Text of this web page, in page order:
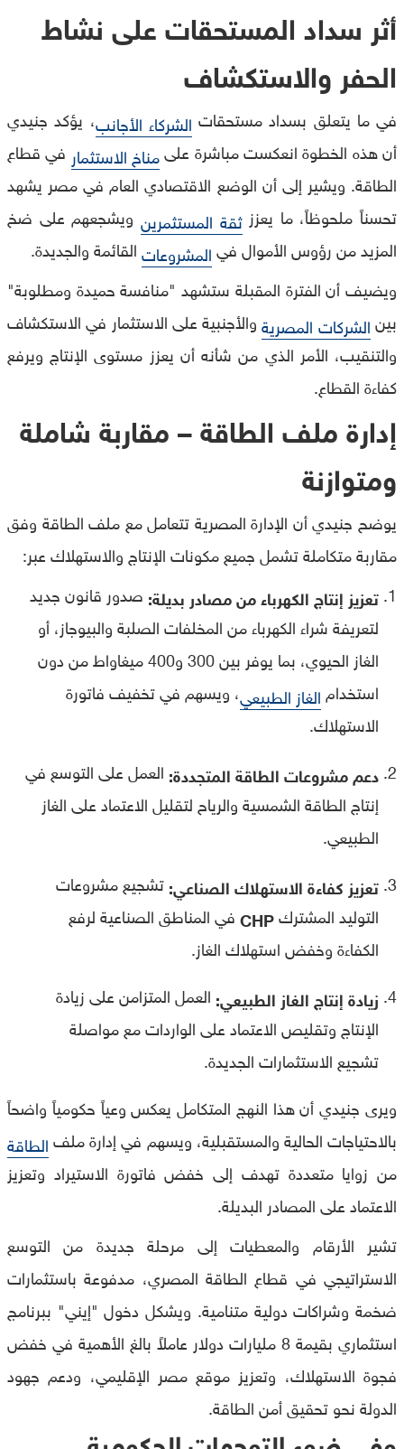
أثر سداد المستحقات على نشاط
الحفر والاستكشاف
في ما يتعلق بسداد مستحقات الشركاء الأجانب، يؤكد جنيدي
أن هذه الخطوة انعكست مباشرة علىمناخ الاستثمار في قطاع
الطاقة. ويشير إلى أن الوضع الاقتصادي العام في مصر يشهد
تحسناً ملحوظاً، ما يعززثقة المستثمرين ويشجعهم على ضخ
المزيد من رؤوس الأموال فيالمشروعاتالقائمة والجديدة.
ويضيف أن الفترة المقبلة ستشهد "منافسة حميدة ومطلوبة"
بينالشركات المصريةوالأجنبية على الاستثمار في الاستكشاف
والتنقيب، الأمر الذي من شأنه أن يعزز مستوى الإنتاج ويرفع
كفاءة القطاع.
إدارة ملف الطاقة – مقاربة شاملة
ومتوازنة
يوضح جنيدي أن الإدارة المصرية تتعامل مع ملف الطاقة وفق
مقاربة متكاملة تشمل جميع مكونات الإنتاج والاستهلاك عبر:
تعزيز إنتاج الكهرباء من مصادر بديلة: صدور قانون جديد
لتعريفة شراء الكهرباء من المخلفات الصلبة والبيوجاز، أو
الغاز الحيوي، بما يوفر بين 300 و400 ميغاواط من دون
استخدامالغاز الطبيعي، ويسهم في تخفيف فاتورة
الاستهلاك.
دعم مشروعات الطاقة المتجددة: العمل على التوسع في
إنتاج الطاقة الشمسية والرياح لتقليل الاعتماد على الغاز
الطبيعي.
تعزيز كفاءة الاستهلاك الصناعي:تشجيع مشروعات
التوليد المشتركCHPفي المناطق الصناعية لرفع
الكفاءة وخفض استهلاك الغاز.
زيادة إنتاج الغاز الطبيعي: العمل المتزامن على زيادة
الإنتاج وتقليص الاعتماد على الواردات مع مواصلة
تشجيع الاستثمارات الجديدة.
ويرى جنيدي أن هذا النهج المتكامل يعكس وعياً حكومياً واضحاً
بالاحتياجات الحالية والمستقبلية، ويسهم في إدارة ملفالطاقة
من زوايا متعددة تهدف إلى خفض فاتورة الاستيراد وتعزيز
الاعتماد على المصادر البديلة.
تشير الأرقام والمعطيات إلى مرحلة جديدة من التوسع
الاستراتيجي في قطاع الطاقة المصري، مدفوعة باستثمارات
ضخمة وشراكات دولية متنامية. ويشكل دخول "إيني" ببرنامج
استثماري بقيمة 8 مليارات دولار عاملاً بالغ الأهمية في خفض
فجوة الاستهلاك، وتعزيز موقع مصر الإقليمي، ودعم جهود
الدولة نحو تحقيق أمن الطاقة.